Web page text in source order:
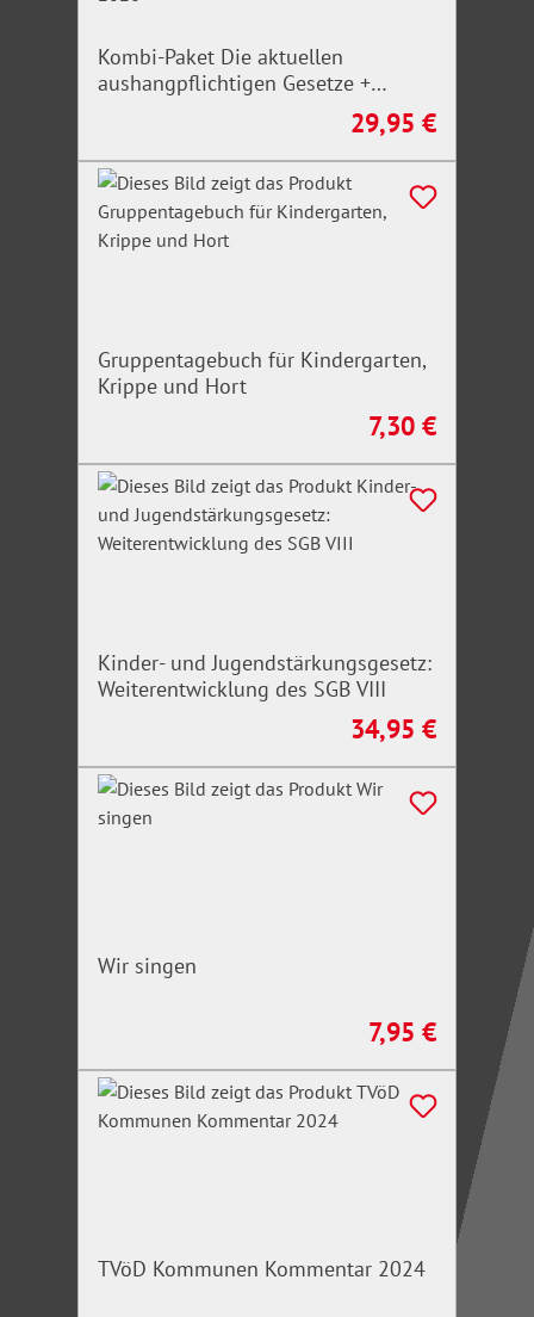
Kombi-Paket Die aktuellen
aushangpflichtigen Gesetze +
Arbeitsschutz, Gesundheitsschutz,
Regulärer Preis:
29,95 €
Gruppentagebuch für Kindergarten,
Krippe und Hort
Regulärer Preis:
7,30 €
Kinder- und Jugendstärkungsgesetz:
Weiterentwicklung des SGB VIII
Regulärer Preis:
34,95 €
Wir singen
Regulärer Preis:
7,95 €
TVöD Kommunen Kommentar 2024